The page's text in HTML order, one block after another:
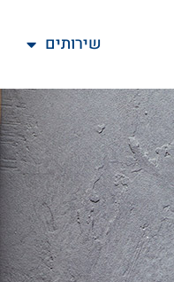
שירותים